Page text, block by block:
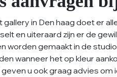
gallery in Den haag doet er
en uiteraard zijn er de
worden gemaakt in de
wanneer het op kleur
geven u ook graag advies